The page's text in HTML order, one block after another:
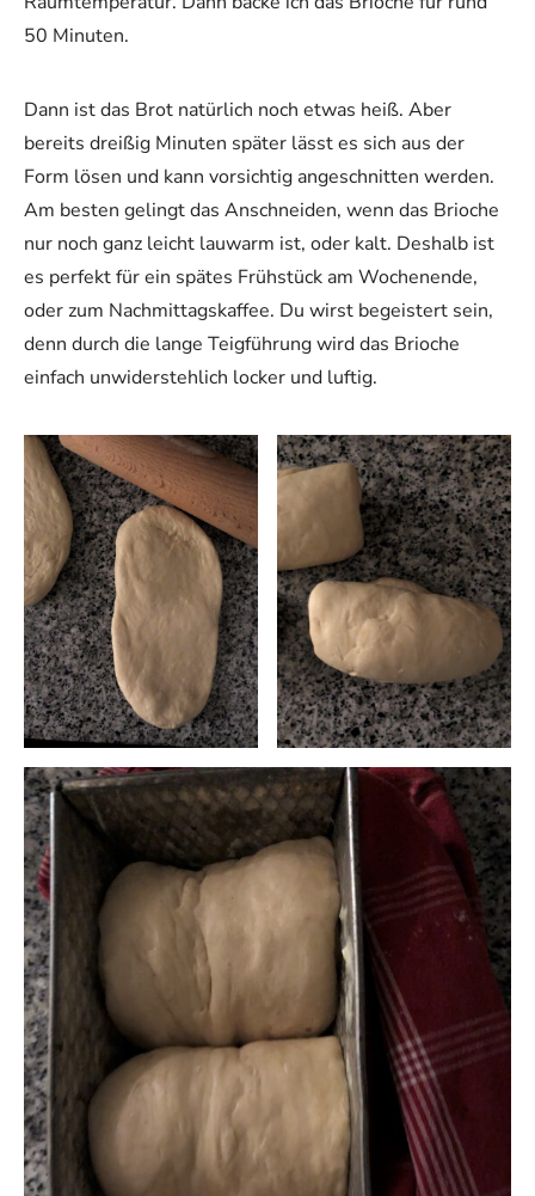
50 Minuten.
Dann ist das Brot natürlich noch etwas heiß. Aber
bereits dreißig Minuten später lässt es sich aus der
Form lösen und kann vorsichtig angeschnitten werden.
Am besten gelingt das Anschneiden, wenn das Brioche
nur noch ganz leicht lauwarm ist, oder kalt. Deshalb ist
es perfekt für ein spätes Frühstück am Wochenende,
oder zum Nachmittagskaffee. Du wirst begeistert sein,
denn durch die lange Teigführung wird das Brioche
einfach unwiderstehlich locker und luftig.